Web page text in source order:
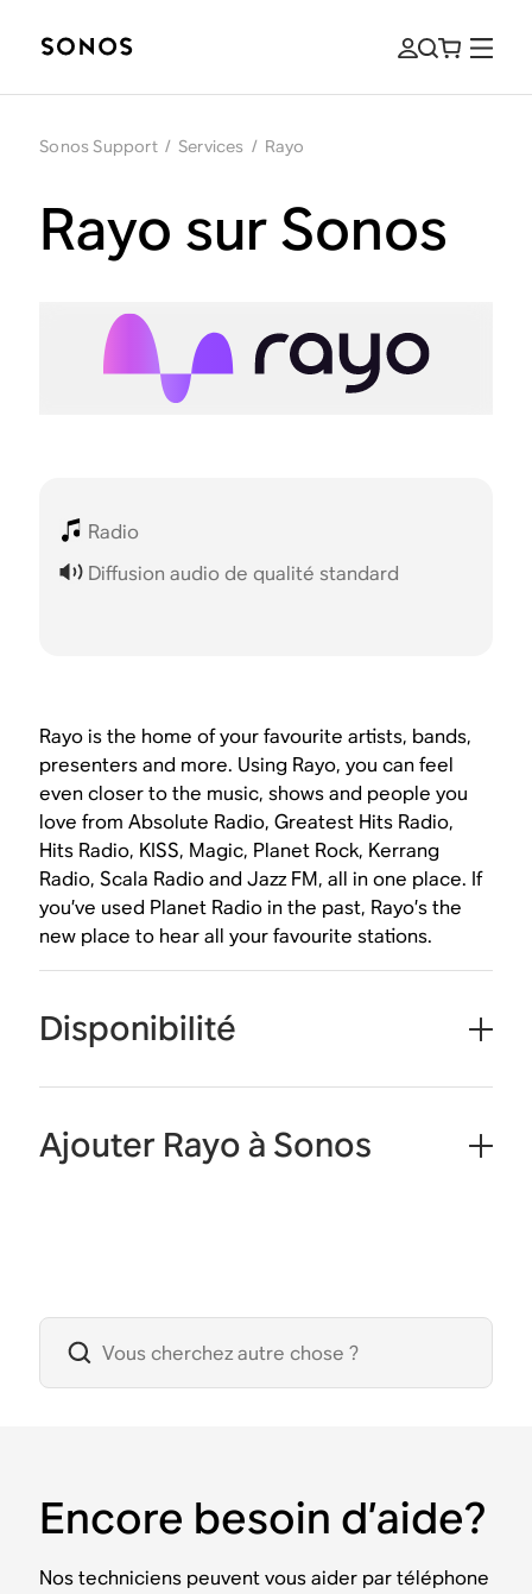
Sonos Support / Services / Rayo
Rayo sur Sonos
Radio
Diffusion audio de qualité standard
Rayo is the home of your favourite artists, bands,
presenters and more. Using Rayo, you can feel
even closer to the music, shows and people you
love from Absolute Radio, Greatest Hits Radio,
Hits Radio, KISS, Magic, Planet Rock, Kerrang
Radio, Scala Radio and Jazz FM, all in one place. If
you’ve used Planet Radio in the past, Rayo’s the
new place to hear all your favourite stations.
Disponibilité
Ajouter Rayo à Sonos
Encore besoin d’aide?
Nos techniciens peuvent vous aider par téléphone